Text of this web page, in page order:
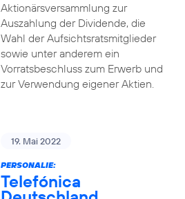
Aktionärsversammlung zur
Auszahlung der Dividende, die
Wahl der Aufsichtsratsmitglieder
sowie unter anderem ein
Vorratsbeschluss zum Erwerb und
zur Verwendung eigener Aktien.
19. Mai 2022
PERSONALIE:
Telefónica